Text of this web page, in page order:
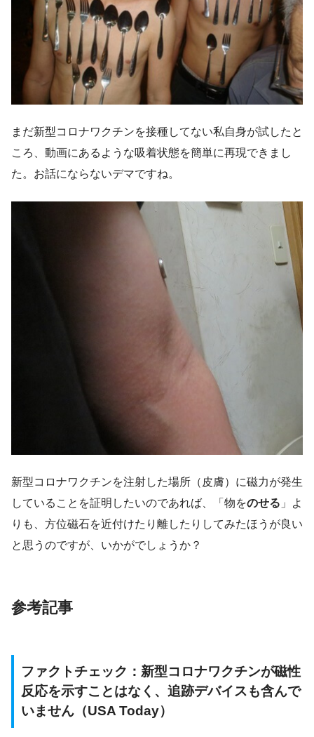
まだ新型コロナワクチンを接種してない私自身が試したと
ころ、動画にあるような吸着状態を簡単に再現できまし
た。お話にならないデマですね。
新型コロナワクチンを注射した場所（皮膚）に磁力が発生
していることを証明したいのであれば、「物をのせる 」よ
りも、方位磁石を近付けたり離したりしてみたほうが良い
と思うのですが、いかがでしょうか？
参考記事
ファクトチェック：新型コロナワクチンが磁性
反応を示すことはなく、追跡デバイスも含んで
いません（USA Today）